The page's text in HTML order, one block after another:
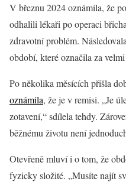
V březnu 2024 oznámila, že
odhalili lékaři po operaci
zdravotní problém.
období, které označila za
Po několika měsících přišla
oznámila, že je v remisi. „Je
zotavení,“ sdílela tehdy.
běžnému životu není
Otevřeně mluví i o tom, že
fyzicky složité. „Musíte najít